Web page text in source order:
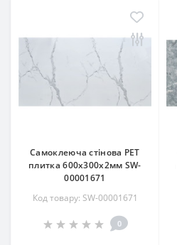
Самоклеюча стінова PET
плитка 600х300х2мм SW-
00001671
Код товару: SW-00001671
0